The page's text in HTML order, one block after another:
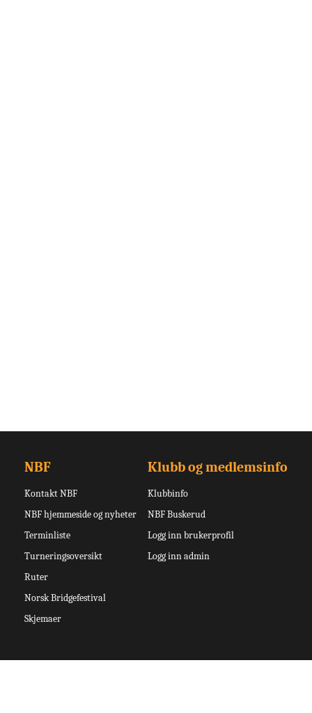
NBF
Kontakt NBF
NBF hjemmeside og nyheter
Terminliste
Turneringsoversikt
Ruter
Norsk Bridgefestival
Skjemaer
Klubb og medlemsinfo
Klubbinfo
NBF Buskerud
Logg inn brukerprofil
Logg inn admin